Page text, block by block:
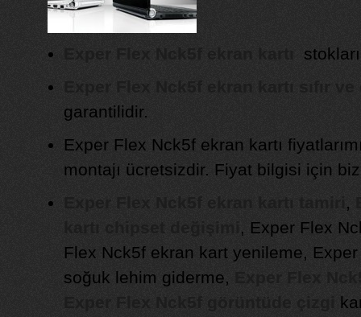
garantilidir.
Exper Flex Nck5f ekran kartı
montajı ücretsizdir. Fiyat bilgisi için
,
, Exper Flex
Flex Nck5f ekran kart yenileme,
soğuk lehim giderme,